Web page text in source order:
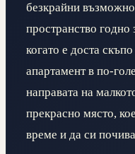
безкрайни
пространство
когато е доста
апартамент в по-
направата на
прекрасно място,
време и да си